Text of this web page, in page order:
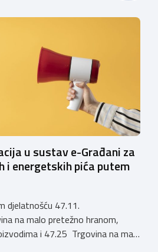
sukladno Zakonu o
više ne mogu podnositi novi
rješenja, dok već izdana
u sustav e-Građani za
i energetskih pića putem
djelatnošću 47.11.
na malo pretežno hranom,
i 47.25 Trgovina na malo